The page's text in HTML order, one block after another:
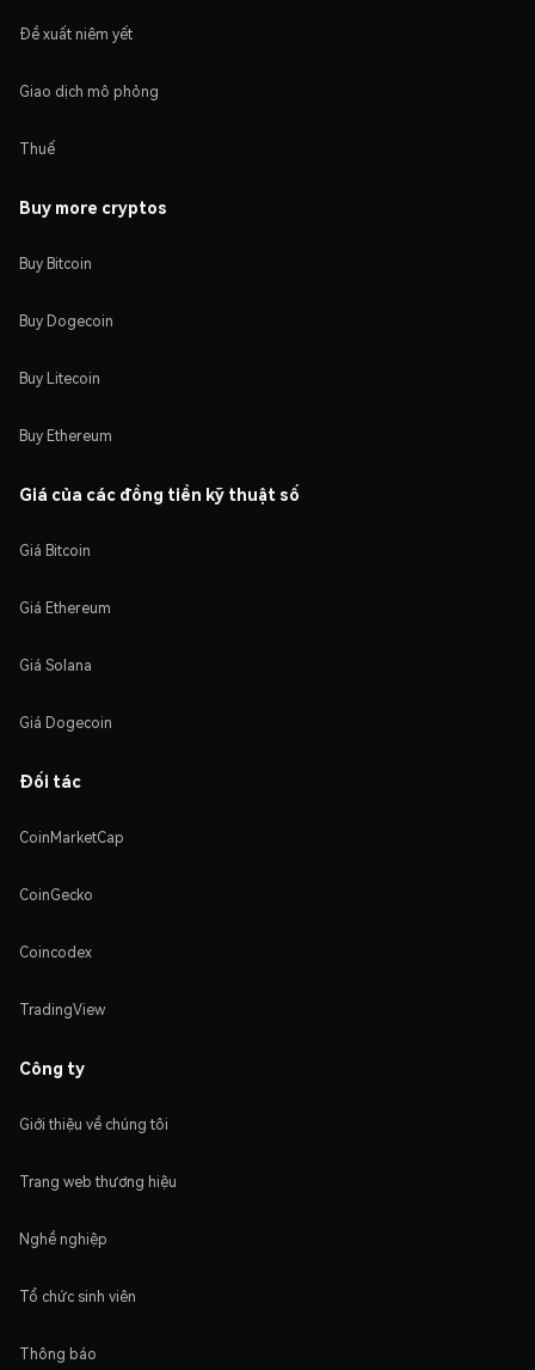
Đề xuất niêm yết
Giao dịch mô phỏng
Thuế
Buy more cryptos
Buy Bitcoin
Buy Dogecoin
Buy Litecoin
Buy Ethereum
Giá của các đồng tiền kỹ thuật số
Giá Bitcoin
Giá Ethereum
Giá Solana
Giá Dogecoin
Đối tác
CoinMarketCap
CoinGecko
Coincodex
TradingView
Công ty
Giới thiệu về chúng tôi
Trang web thương hiệu
Nghề nghiệp
Tổ chức sinh viên
Thông báo